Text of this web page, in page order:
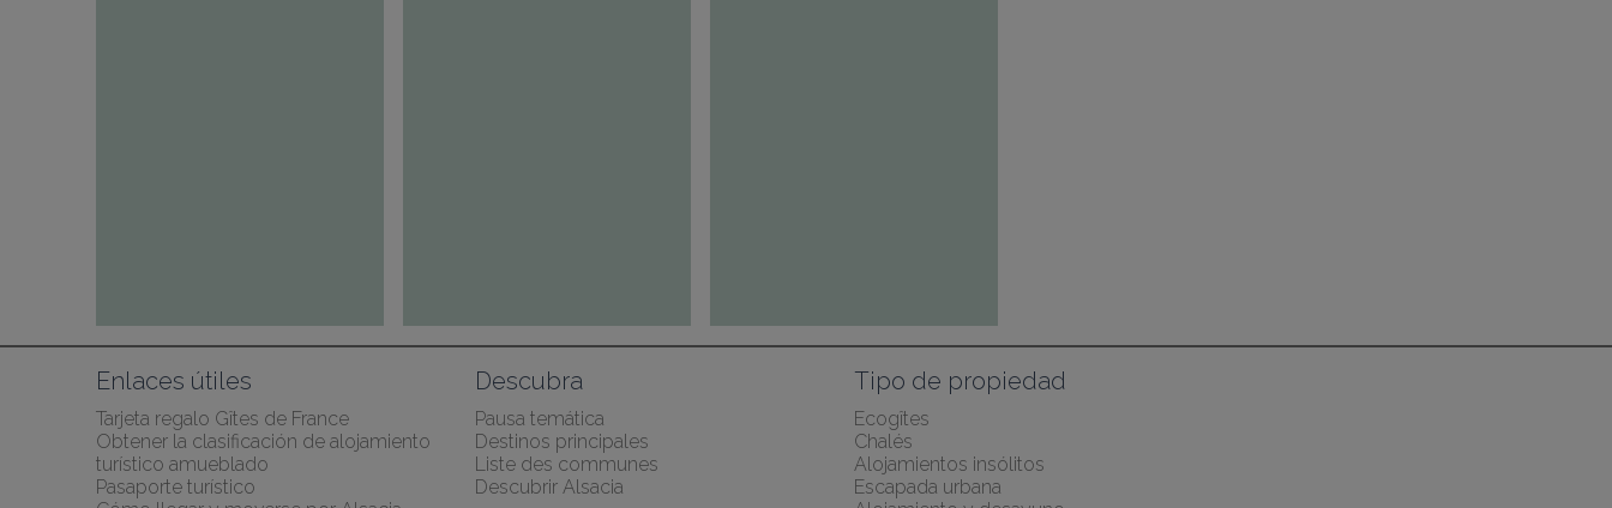
Enlaces útiles
Tarjeta regalo Gîtes de France
Obtener la clasificación de alojamiento
turístico amueblado
Pasaporte turístico
Descubra
Pausa temática
Destinos principales
Liste des communes
Descubrir Alsacia
Tipo de propiedad
Ecogîtes
Chalés
Alojamientos insólitos
Escapada urbana